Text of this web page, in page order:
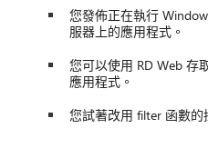
您發佈正在執行
服器上的應用程式。
您可以使用 RD Web 存
應用程式。
您試著改用 filter 函數的